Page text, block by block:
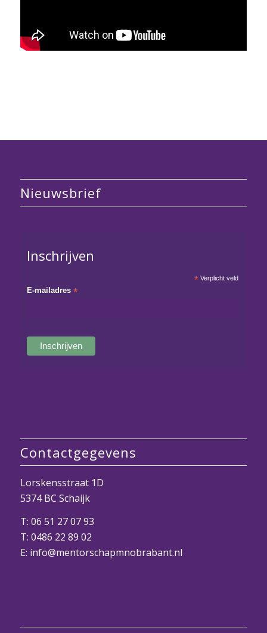
Nieuwsbrief
Inschrijven
*Verplicht veld
E-mailadres*
Contactgegevens
Lorskensstraat 1D
5374 BC Schaijk
T: 06 51 27 07 93
T: 0486 22 89 02
E: info@mentorschapmnobrabant.nl